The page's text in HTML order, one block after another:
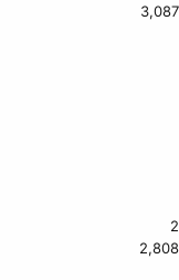
3,087
2
2,808